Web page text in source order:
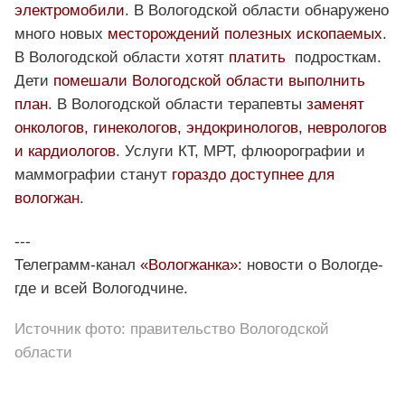
электромобили. В Вологодской области обнаружено
много новых месторождений полезных ископаемых.
В Вологодской области хотят платить подросткам.
Дети помешали Вологодской области выполнить
план. В Вологодской области терапевты заменят
онкологов, гинекологов, эндокринологов, неврологов
и кардиологов. Услуги КТ, МРТ, флюорографии и
маммографии станут гораздо доступнее для
вологжан.
---
Телеграмм-канал «Вологжанка»: новости о Вологде-
где и всей Вологодчине.
Источник фото: правительство Вологодской
области